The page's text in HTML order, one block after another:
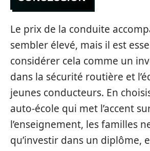
Le prix de la conduite
sembler élevé, mais il est
considérer cela comme un
dans la sécurité routière et
jeunes conducteurs. En
auto-école qui met l’accent
l’enseignement, les familles
qu’investir dans un diplôme,